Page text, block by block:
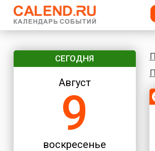
СЕГОДНЯ
Август
9
воскресенье